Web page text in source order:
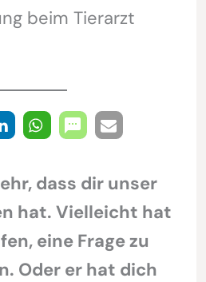
beim Tierarzt
dass dir unser
hat. Vielleicht hat
eine Frage zu
Oder er hat dich